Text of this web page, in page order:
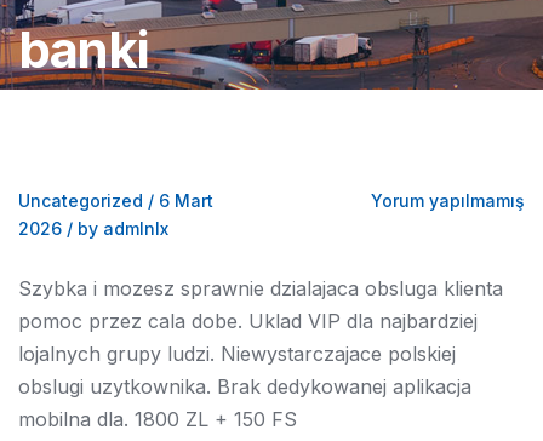
banki
Uncategorized / 6 Mart
2026 / by admlnlx
Yorum yapılmamış
Szybka i mozesz sprawnie dzialajaca obsluga klienta
pomoc przez cala dobe. Uklad VIP dla najbardziej
lojalnych grupy ludzi. Niewystarczajace polskiej
obslugi uzytkownika. Brak dedykowanej aplikacja
mobilna dla. 1800 ZL + 150 FS